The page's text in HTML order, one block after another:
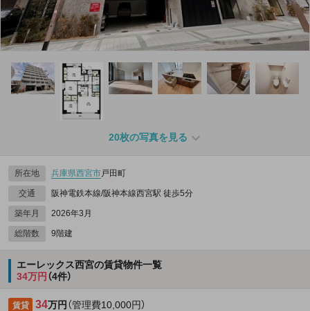
20枚の写真を見る
所在地 兵庫県西宮市戸田町
交通 阪神電鉄本線/阪神本線西宮駅 徒歩5分
築年月 2026年3月
総階数 9階建
エーレックス西宮の賃貸物件一覧
34万円（4件）
賃貸 34万円（管理費10,000円）